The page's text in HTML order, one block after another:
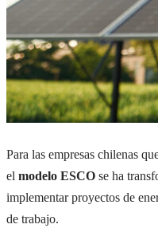
Para las empresas chilenas
el modelo ESCO se ha
implementar proyectos de
de trabajo.